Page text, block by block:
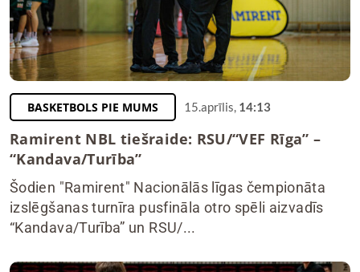
BASKETBOLS PIE MUMS 15.aprīlis, 14:13
Ramirent NBL tiešraide: RSU/“VEF Rīga” –
“Kandava/Turība”
Šodien "Ramirent" Nacionālās līgas čempionāta
izslēgšanas turnīra pusfināla otro spēli aizvadīs
“Kandava/Turība” un RSU/...